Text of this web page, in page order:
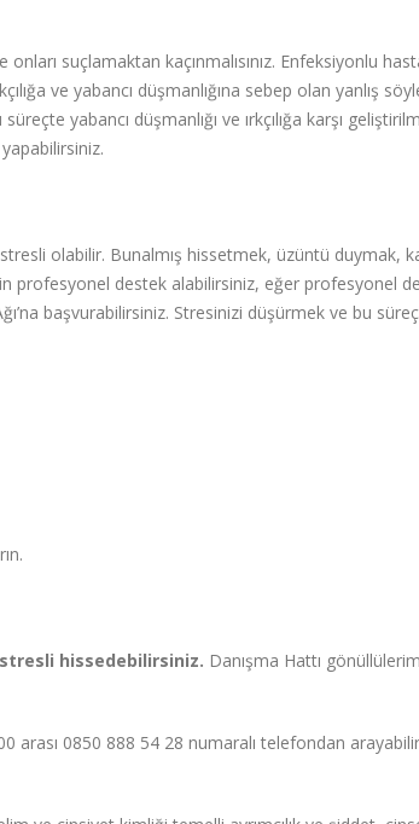
suçlamaktan kaçınmalısınız. Enfeksiyonlu
ve yabancı düşmanlığına sebep olan yanlış
yabancı düşmanlığı ve ırkçılığa karşı
olabilir. Bunalmış hissetmek, üzüntü duymak,
profesyonel destek alabilirsiniz, eğer profesyonel
başvurabilirsiniz. Stresinizi düşürmek ve bu
hissedebilirsiniz. Danışma Hattı
arası 0850 888 54 28 numaralı telefondan